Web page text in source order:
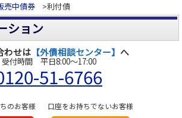
繝
繧
売中債券 >利付債
ション
わせは 【外債相談センター】 へ
受付時間 平日8:00～17:00
51-6766
のお客様 口座をお持ちでないお客様